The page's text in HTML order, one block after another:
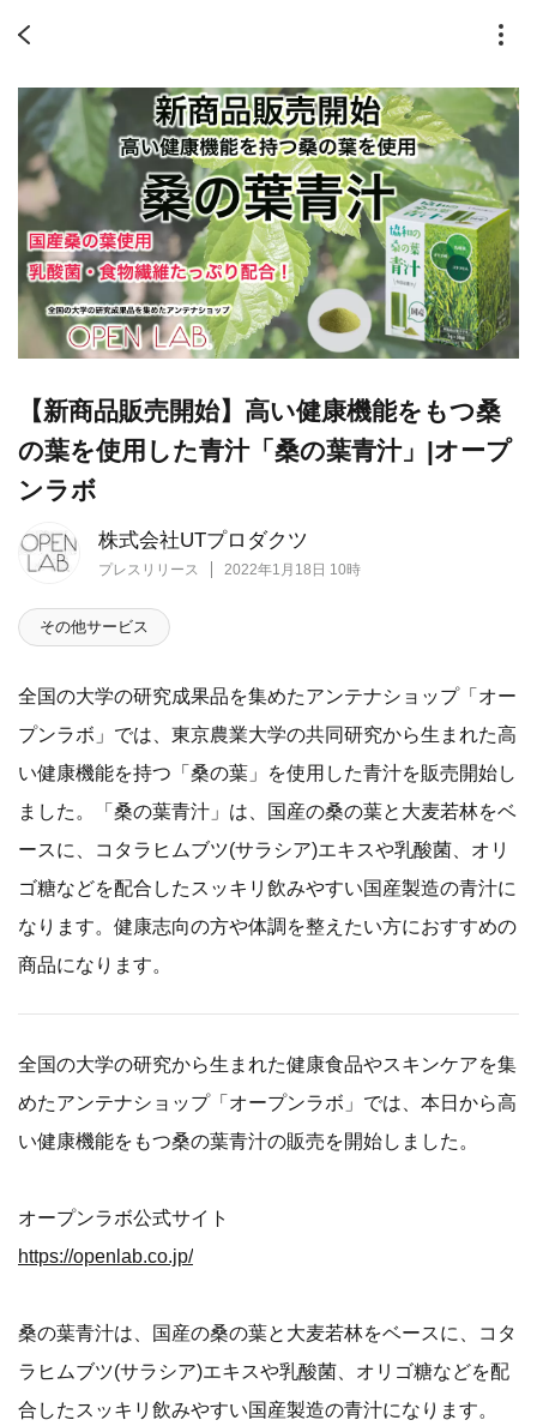
株式会社UTプロダクツ
プレスリリース 2022年1月18日 10時
【新商品販売開始】高い健康機能をもつ桑
の葉を使用した青汁「桑の葉青汁」|オープ
ンラボ
その他サービス
全国の大学の研究成果品を集めたアンテナショップ「オー
プンラボ」では、東京農業大学の共同研究から生まれた高
い健康機能を持つ「桑の葉」を使用した青汁を販売開始し
ました。「桑の葉青汁」は、国産の桑の葉と大麦若林をベ
ースに、コタラヒムブツ(サラシア)エキスや乳酸菌、オリ
ゴ糖などを配合したスッキリ飲みやすい国産製造の青汁に
なります。健康志向の方や体調を整えたい方におすすめの
商品になります。
全国の大学の研究から生まれた健康食品やスキンケアを集
めたアンテナショップ「オープンラボ」では、本日から高
い健康機能をもつ桑の葉青汁の販売を開始しました。
オープンラボ公式サイト
https://openlab.co.jp/
桑の葉青汁は、国産の桑の葉と大麦若林をベースに、コタ
ラヒムブツ(サラシア)エキスや乳酸菌、オリゴ糖などを配
合したスッキリ飲みやすい国産製造の青汁になります。